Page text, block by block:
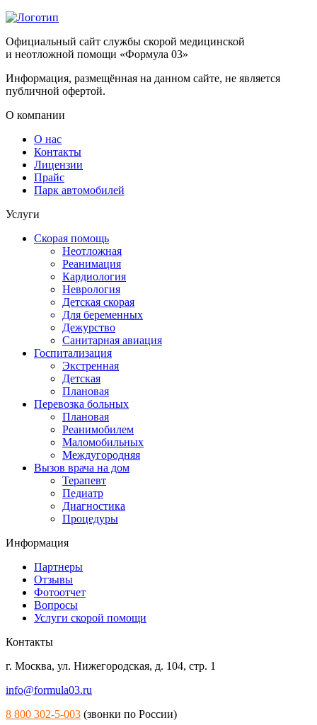
Официальный сайт службы скорой медицинской
и неотложной помощи «Формула 03»
Информация, размещённая на данном сайте, не является
публичной офертой.
О компании
О нас
Контакты
Лицензии
Прайс
Парк автомобилей
Услуги
Скорая помощь
Неотложная
Реанимация
Кардиология
Неврология
Детская скорая
Для беременных
Дежурство
Санитарная авиация
Госпитализация
Экстренная
Детская
Плановая
Перевозка больных
Плановая
Реанимобилем
Маломобильных
Междугородняя
Вызов врача на дом
Терапевт
Педиатр
Диагностика
Процедуры
Информация
Партнеры
Отзывы
Фотоотчет
Вопросы
Услуги скорой помощи
Контакты
г. Москва, ул. Нижегородская, д. 104, стр. 1
info@formula03.ru
8 800 302-5-003 (звонки по России)